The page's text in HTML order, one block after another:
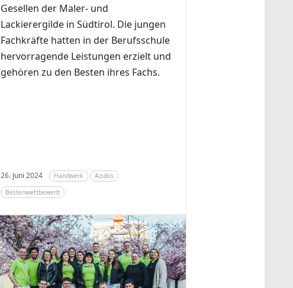
Gesellen der Maler- und
Lackierergilde in Südtirol. Die jungen
Fachkräfte hatten in der Berufsschule
hervorragende Leistungen erzielt und
gehören zu den Besten ihres Fachs.
26. Juni 2024 Handwerk
Azubis
Bestenwettbewerb